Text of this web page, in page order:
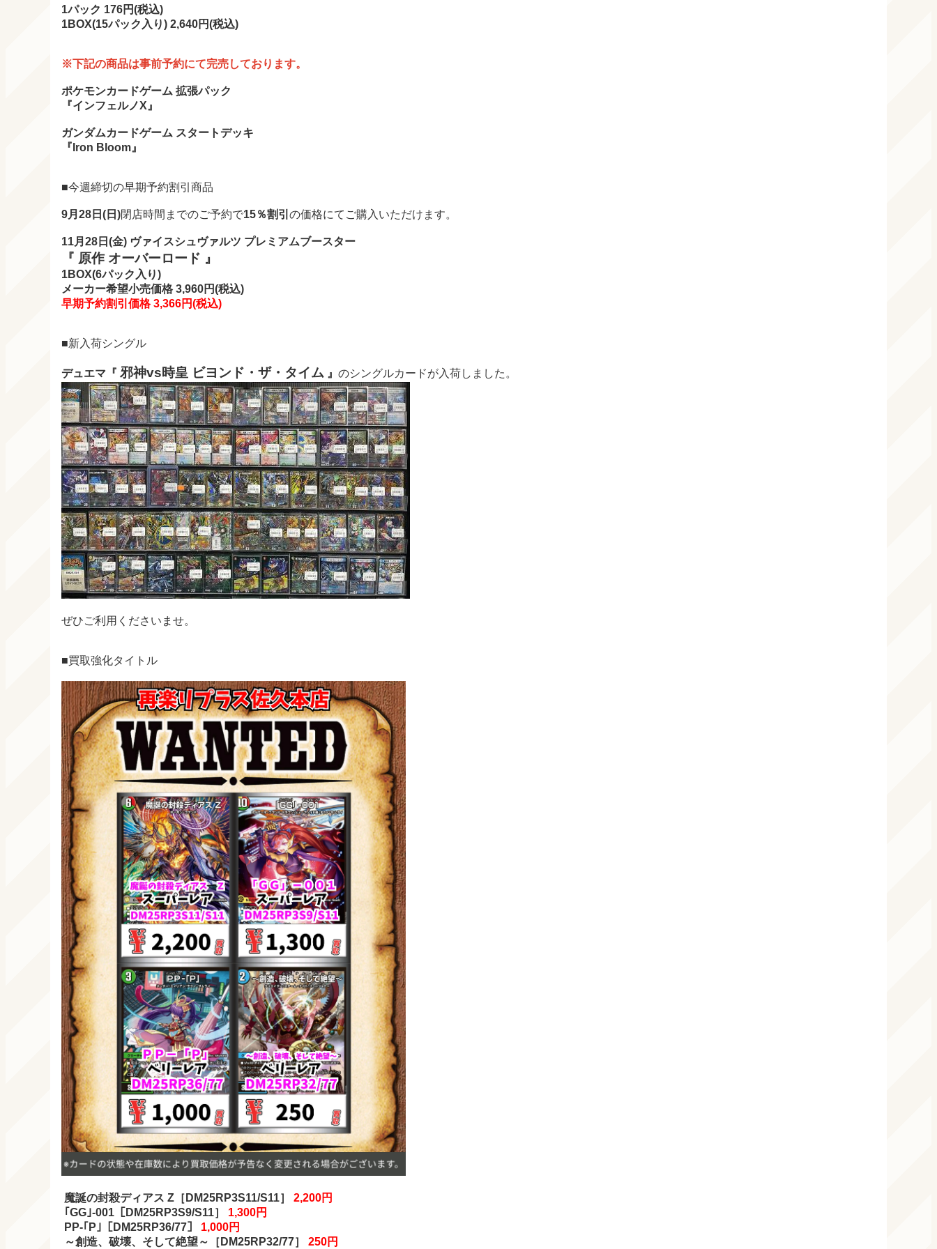
1パック 176円(税込)
1BOX(15パック入り) 2,640円(税込)
※下記の商品は事前予約にて完売しております。
ポケモンカードゲーム 拡張パック
『インフェルノX』
ガンダムカードゲーム スタートデッキ
『Iron Bloom』
■今週締切の早期予約割引商品
9月28日(日)閉店時間までのご予約で15％割引 の価格にてご購入いただけます。
11月28日(金) ヴァイスシュヴァルツ プレミアムブースター
『 原作 オーバーロード 』
1BOX(6パック入り)
メーカー希望小売価格 3,960円(税込)
早期予約割引価格 3,366円(税込)
■新入荷シングル
デュエマ『 邪神vs時皇 ビヨンド・ザ・タイム 』 のシングルカードが入荷しました。
ぜひご利用くださいませ。
■買取強化タイトル
魔誕の封殺ディアス Z［DM25RP3S11/S11］
2,200円
｢GG｣-001 ［DM25RP3S9/S11］
1,300円
PP-｢P｣［DM25RP36/77］
1,000円
～創造、破壊、そして絶望～［DM25RP32/77］
250円